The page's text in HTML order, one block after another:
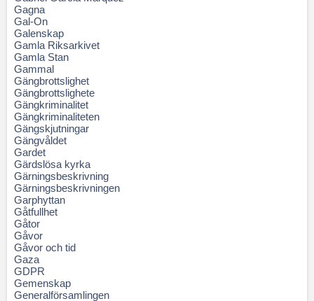
Gagna
Gal-On
Galenskap
Gamla Riksarkivet
Gamla Stan
Gammal
Gängbrottslighet
Gängbrottslighete
Gängkriminalitet
Gängkriminaliteten
Gängskjutningar
Gängvåldet
Gardet
Gärdslösa kyrka
Gärningsbeskrivning
Gärningsbeskrivningen
Garphyttan
Gåtfullhet
Gåtor
Gåvor
Gåvor och tid
Gaza
GDPR
Gemenskap
Generalförsamlingen